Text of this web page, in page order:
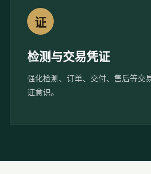
证
检测与交易凭证
强化检测、订单、交付、售后等交
证意识。